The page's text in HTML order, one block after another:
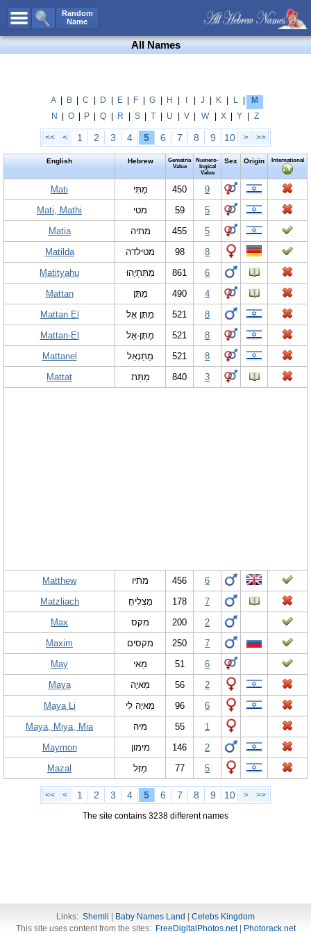
Random
Name
All Names
Boy Names
Unisex Names
Popular Names
Unique Names
Celebs B. Days
Numerology
Contact Us
Facebook
All Names
A B C D E F G H J K L
M
N
O P Q R S T U V W X Y Z
<< < 1 2 3 4 5 6 7 8 9 10 > >>
English Hebrew
Gematria
Value
Numero-
logical
Value
Sex Origin International
Mati מַתִּי 450
9
Mati, Mathi
מטי 59
5
Matia
מתיה 455
5
Matilda
מטילדה 98
8
Matityahu
מַתִּתְיָהוּ 861
6
Mattan
מַתָּן 490
4
Mattan El
מַתָּן אֵל 521
8
Mattan-El
מַתָּן-אֵל 521
8
Mattanel
מַתַּנְאֵל 521
8
Mattat
מַתַּת 840 3
Matthew מתיו 456
6
Matzliach
מַצְלִיחַ 178
7
Max
מקס 200
2
Maxim
מקסים 250
7
May
מַאי 51
6
Maya
מַאיָה 56
2
Maya Li
מַאיָה לִי 96
6
Maya, Miya, Mia
מיה 55
1
Maymon
מימון 146
2
Mazal
מַזָּל 77 5
<< < 1 2 3 4 5 6 7 8 9 10 > >>
The site contains 3238 different names
Links: Shemli Baby Names Land
Celebs Kingdom
This site uses content from the sites: FreeDigitalPhotos.net| Photorack.net